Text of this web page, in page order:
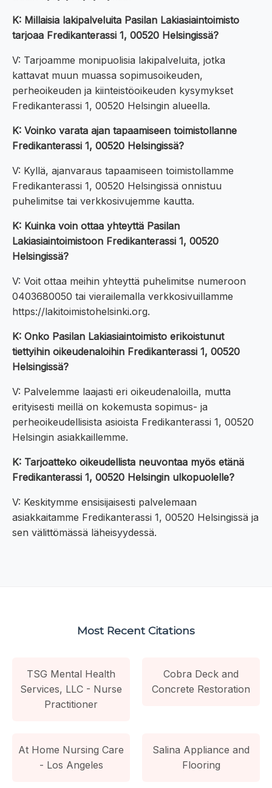
K: Millaisia lakipalveluita Pasilan Lakiasiaintoimisto
tarjoaa Fredikanterassi 1, 00520 Helsingissä?
V: Tarjoamme monipuolisia lakipalveluita, jotka
kattavat muun muassa sopimusoikeuden,
perheoikeuden ja kiinteistöoikeuden kysymykset
Fredikanterassi 1, 00520 Helsingin alueella.
K: Voinko varata ajan tapaamiseen toimistollanne
Fredikanterassi 1, 00520 Helsingissä?
V: Kyllä, ajanvaraus tapaamiseen toimistollamme
Fredikanterassi 1, 00520 Helsingissä onnistuu
puhelimitse tai verkkosivujemme kautta.
K: Kuinka voin ottaa yhteyttä Pasilan
Lakiasiaintoimistoon Fredikanterassi 1, 00520
Helsingissä?
V: Voit ottaa meihin yhteyttä puhelimitse numeroon
0403680050 tai vierailemalla verkkosivuillamme
https://lakitoimistohelsinki.org.
K: Onko Pasilan Lakiasiaintoimisto erikoistunut
tiettyihin oikeudenaloihin Fredikanterassi 1, 00520
Helsingissä?
V: Palvelemme laajasti eri oikeudenaloilla, mutta
erityisesti meillä on kokemusta sopimus- ja
perheoikeudellisista asioista Fredikanterassi 1, 00520
Helsingin asiakkaillemme.
K: Tarjoatteko oikeudellista neuvontaa myös etänä
Fredikanterassi 1, 00520 Helsingin ulkopuolelle?
V: Keskitymme ensisijaisesti palvelemaan
asiakkaitamme Fredikanterassi 1, 00520 Helsingissä ja
sen välittömässä läheisyydessä.
Most Recent Citations
TSG Mental Health
Services, LLC - Nurse
Practitioner
Cobra Deck and
Concrete Restoration
At Home Nursing Care
- Los Angeles
Salina Appliance and
Flooring